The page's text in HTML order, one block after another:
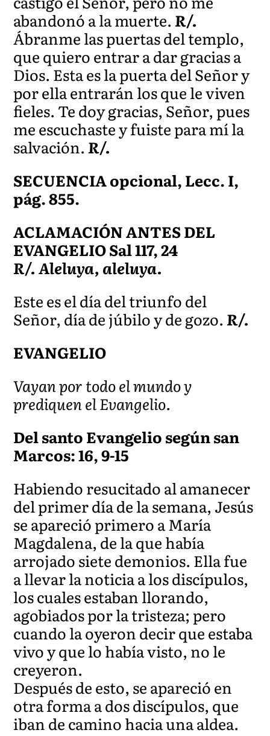
abandonó a la muerte.R/.
Ábranme las puertas del templo,
que quiero entrar a dar gracias a
Dios. Esta es la puerta del Señor y
por ella entrarán los que le viven
fieles. Te doy gracias, Señor, pues
me escuchaste y fuiste para mí la
salvación.R/.
SECUENCIA opcional, Lecc. I,
pág. 855.
ACLAMACIÓN ANTES DEL
EVANGELIO Sal 117, 24
R/. Aleluya, aleluya.
Este es el día del triunfo del
Señor, día de júbilo y de gozo.R/.
EVANGELIO
Vayan por todo el mundo y
prediquen el Evangelio.
Del santo Evangelio según san
Marcos: 16, 9-15
Habiendo resucitado al amanecer
del primer día de la semana, Jesús
se apareció primero a María
Magdalena, de la que había
arrojado siete demonios. Ella fue
a llevar la noticia a los discípulos,
los cuales estaban llorando,
agobiados por la tristeza; pero
cuando la oyeron decir que estaba
vivo y que lo había visto, no le
creyeron.
Después de esto, se apareció en
otra forma a dos discípulos, que
iban de camino hacia una aldea.